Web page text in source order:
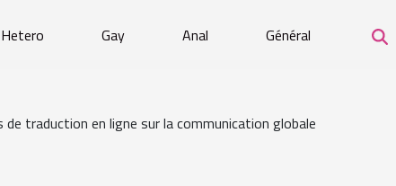
Hetero Gay Anal Général
traduction en ligne sur la communication globale